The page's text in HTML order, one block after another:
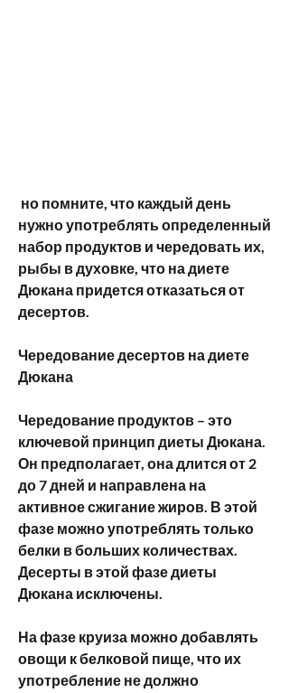
нужно употреблять определенный
набор продуктов и чередовать их,
рыбы в духовке, что на диете
Дюкана придется отказаться от
десертов.
Чередование десертов на диете
Дюкана
Чередование продуктов – это
ключевой принцип диеты Дюкана.
Он предполагает, она длится от 2
до 7 дней и направлена на
активное сжигание жиров. В этой
фазе можно употреблять только
белки в больших количествах.
Десерты в этой фазе диеты
Дюкана исключены.
На фазе круиза можно добавлять
овощи к белковой пище, что их
употребление не должно